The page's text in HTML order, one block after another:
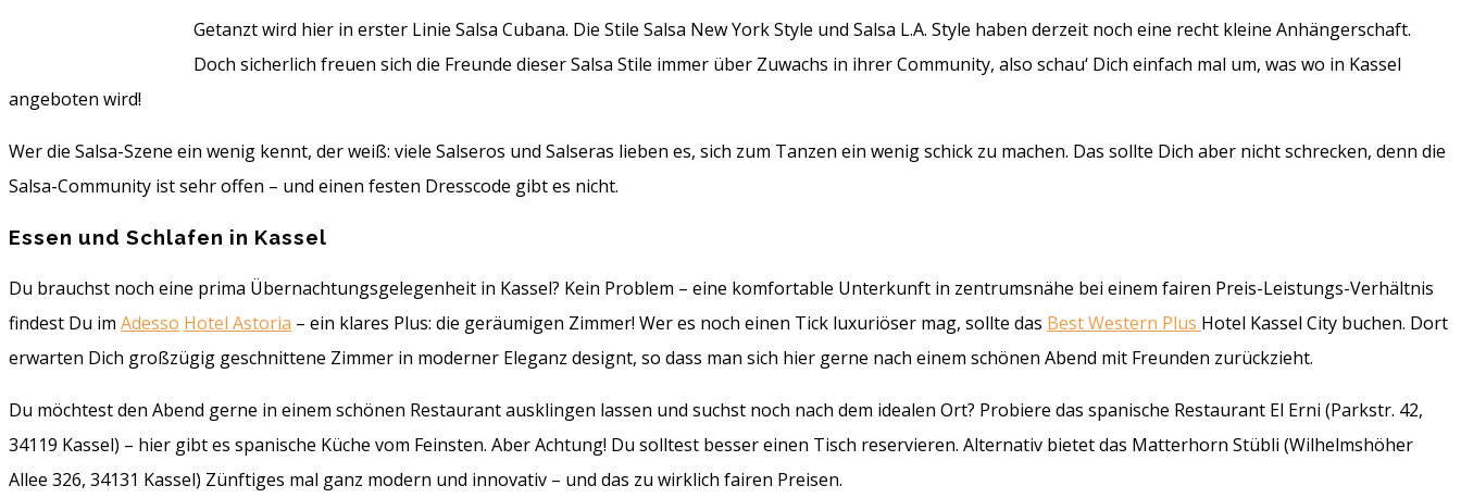
Getanzt wird hier in erster Linie Salsa Cubana. Die Stile Salsa New York Style und Salsa L.A. Style haben derzeit noch eine recht kleine Anhängerschaft.
Doch sicherlich freuen sich die Freunde dieser Salsa Stile immer über Zuwachs in ihrer Community, also schau‘ Dich einfach mal um, was wo in Kassel
angeboten wird!
Wer die Salsa-Szene ein wenig kennt, der weiß: viele Salseros und Salseras lieben es, sich zum Tanzen ein wenig schick zu machen. Das sollte Dich aber nicht schrecken, denn die
Salsa-Community ist sehr offen – und einen festen Dresscode gibt es nicht.
Essen und Schlafen in Kassel
Du brauchst noch eine prima Übernachtungsgelegenheit in Kassel? Kein Problem – eine komfortable Unterkunft in zentrumsnähe bei einem fairen Preis-Leistungs-Verhältnis
findest Du im Adesso Hotel Astoria – ein klares Plus: die geräumigen Zimmer! Wer es noch einen Tick luxuriöser mag, sollte das Best Western Plus Hotel Kassel City buchen. Dort
erwarten Dich großzügig geschnittene Zimmer in moderner Eleganz designt, so dass man sich hier gerne nach einem schönen Abend mit Freunden zurückzieht.
Du möchtest den Abend gerne in einem schönen Restaurant ausklingen lassen und suchst noch nach dem idealen Ort? Probiere das spanische Restaurant El Erni (Parkstr. 42,
34119 Kassel) – hier gibt es spanische Küche vom Feinsten. Aber Achtung! Du solltest besser einen Tisch reservieren. Alternativ bietet das Matterhorn Stübli (Wilhelmshöher
Allee 326, 34131 Kassel) Zünftiges mal ganz modern und innovativ – und das zu wirklich fairen Preisen.